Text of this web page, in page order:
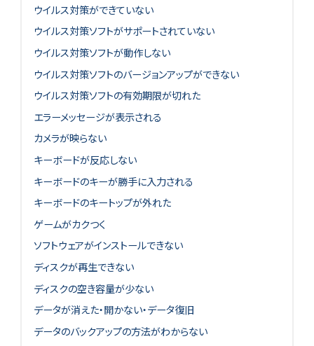
ウイルス対策ができていない
ウイルス対策ソフトがサポートされていない
ウイルス対策ソフトが動作しない
ウイルス対策ソフトのバージョンアップができない
ウイルス対策ソフトの有効期限が切れた
エラーメッセージが表示される
カメラが映らない
キーボードが反応しない
キーボードのキーが勝手に入力される
キーボードのキートップが外れた
ゲームがカクつく
ソフトウェアがインストールできない
ディスクが再生できない
ディスクの空き容量が少ない
データが消えた・開かない・データ復旧
データのバックアップの方法がわからない